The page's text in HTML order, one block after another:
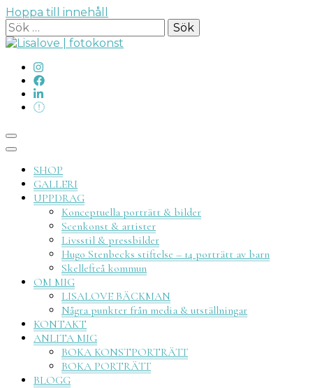
Hoppa till innehåll
Sök
efter:
SHOP
GALLERI
UPPDRAG
Konceptuella porträtt & bilder
Scenkonst & artister
Livsstil & pressbilder
Hugo Stenbecks stiftelse – 14 porträtt av barn
Skellefteå kommun
OM MIG
LISALOVE BÄCKMAN
Några punkter från media & utställningar
KONTAKT
ANLITA MIG
BOKA KONSTPORTRÄTT
BOKA PORTRÄTT
BLOGG